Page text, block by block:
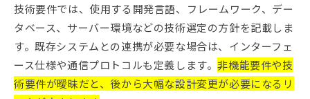
技術要件では、使用する開発言語、フレームワーク、デー
タベース、サーバー環境などの技術選定の方針を記載しま
す。既存システムとの連携が必要な場合は、インターフェ
ース仕様や通信プロトコルも定義します。非機能要件や技
術要件が曖昧だと、後から大幅な設計変更が必要になるリ